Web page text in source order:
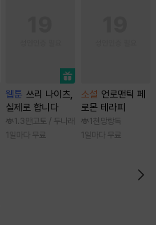
웹툰 쓰리 나이츠,
실제로 합니다
1.3만 고토 / 두나래
1일마다 무료
소설 언로맨틱 페
로몬 테라피
1천 망랑독
1일마다 무료